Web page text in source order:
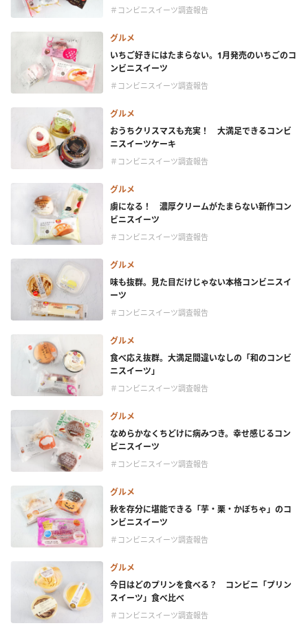
＃コンビニスイーツ調査報告
グルメ
いちご好きにはたまらない。1月発売のいちごのコ
ンビニスイーツ
＃コンビニスイーツ調査報告
グルメ
おうちクリスマスも充実！ 大満足できるコンビ
ニスイーツケーキ
＃コンビニスイーツ調査報告
グルメ
虜になる！ 濃厚クリームがたまらない新作コン
ビニスイーツ
＃コンビニスイーツ調査報告
グルメ
味も抜群。見た目だけじゃない本格コンビニスイ
ーツ
＃コンビニスイーツ調査報告
グルメ
食べ応え抜群。大満足間違いなしの「和のコンビ
ニスイーツ」
＃コンビニスイーツ調査報告
グルメ
なめらかなくちどけに病みつき。幸せ感じるコン
ビニスイーツ
＃コンビニスイーツ調査報告
グルメ
秋を存分に堪能できる「芋・栗・かぼちゃ」のコ
ンビニスイーツ
＃コンビニスイーツ調査報告
グルメ
今日はどのプリンを食べる？ コンビニ「プリン
スイーツ」食べ比べ
＃コンビニスイーツ調査報告